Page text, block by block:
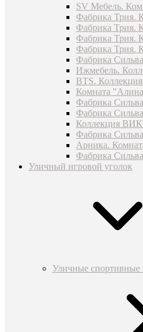
SV Мебель.
Фабрика Трия.
Фабрика Трия.
Фабрика
Фабрика
Фабрика
Ижмебель.
BTS.
Комната
Фабрика
Фабрика
Коллекция
Фабрика
Арника.
Фабрика
Уличный игровой уголок
Уличные спортивные